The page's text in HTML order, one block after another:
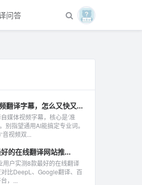
问答
翻译字幕，怎么又快又...
媒体视频字幕，核心是‘准
。别指望通用AI能搞定专业词。
音视频双...
的在线翻译网站推...
用户实测8款最好的在线翻译
比DeepL、Google翻译、百
，...